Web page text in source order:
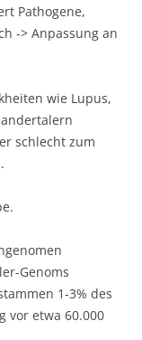
Pathogene,
-> Anpassung an
wie Lupus,
schlecht zum
Genoms
1-3% des
vor etwa 60.000